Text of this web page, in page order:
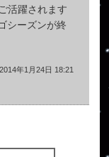
活躍されます
シーズンが終
年1月24日 18:21